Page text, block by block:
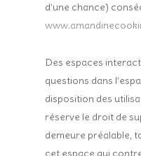
d’une chance)
Des espaces
questions dans
disposition des
réserve le droit de
demeure préalable,
cet espace qui